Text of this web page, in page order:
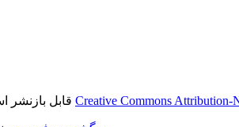
قابل بازنشر است.